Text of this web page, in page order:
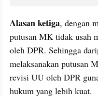
Alasan ketiga, dengan
putusan MK tidak usah
oleh DPR. Sehingga
melaksanakan putusan
revisi UU oleh DPR
hukum yang lebih kuat.